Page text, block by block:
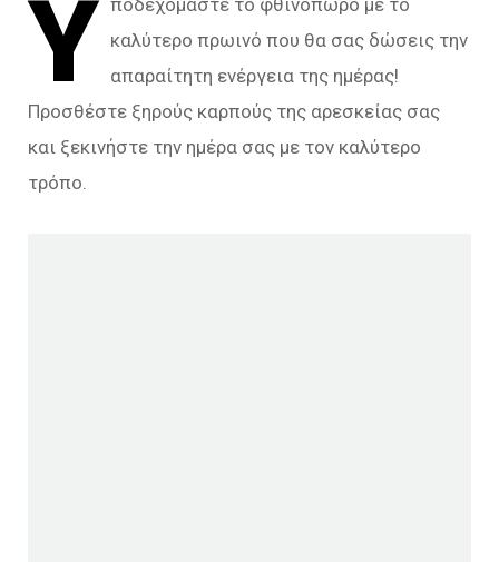
Υ ποδεχόμαστε το φθινόπωρο με το
καλύτερο πρωινό που θα σας δώσεις την
απαραίτητη ενέργεια της ημέρας!
Προσθέστε ξηρούς καρπούς της αρεσκείας σας
και ξεκινήστε την ημέρα σας με τον καλύτερο
τρόπο.